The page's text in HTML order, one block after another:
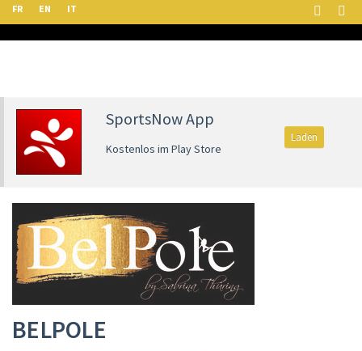
FR EN IT
SportsNow App
Kostenlos im Play Store
Laden
BELPOLE